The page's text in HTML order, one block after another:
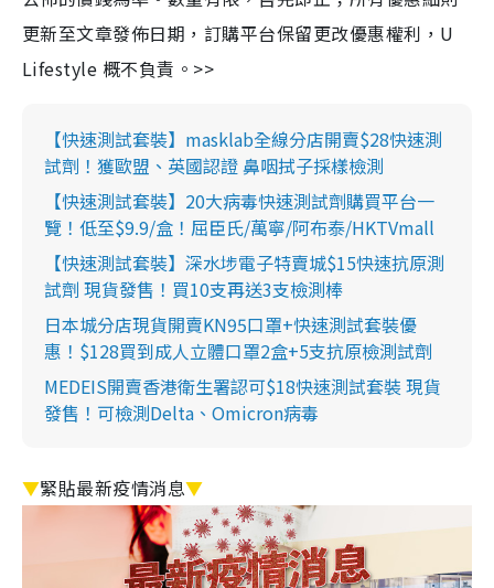
更新至文章發佈日期，訂購平台保留更改優惠權利，U
Lifestyle 概不負責。>>
【快速測試套裝】masklab全線分店開賣$28快速測
試劑！獲歐盟、英國認證 鼻咽拭子採樣檢測
【快速測試套裝】20大病毒快速測試劑購買平台一
覽！低至$9.9/盒！屈臣氏/萬寧/阿布泰/HKTVmall
【快速測試套裝】深水埗電子特賣城$15快速抗原測
試劑 現貨發售！買10支再送3支檢測棒
日本城分店現貨開賣KN95口罩+快速測試套裝優
惠！$128買到成人立體口罩2盒+5支抗原檢測試劑
MEDEIS開賣香港衛生署認可$18快速測試套裝 現貨
發售！可檢測Delta、Omicron病毒
▼緊貼最新疫情消息▼